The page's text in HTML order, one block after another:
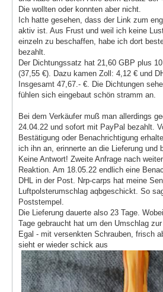
Die wollten oder konnten aber nicht.
Ich hatte gesehen, dass der Link zum
aktiv ist. Aus Frust und weil ich keine
einzeln zu beschaffen, habe ich dort
bezahlt.
Der Dichtungssatz hat 21,60 GBP plus
(37,55 €). Dazu kamen Zoll: 4,12 € und
Insgesamt 47,67.- €. Die Dichtungen
fühlen sich eingebaut schön stramm an.
Bei dem Verkäufer muß man allerdings
24.04.22 und sofort mit PayPal bezahlt.
Bestätigung oder Benachrichtigung
ich ihn an, erinnerte an die Lieferung und
Keine Antwort! Zweite Anfrage nach
Reaktion. Am 18.05.22 endlich eine
DHL in der Post. Nrp-carps hat meine
Luftpolsterumschlag aqbgeschickt. So
Poststempel.
Die Lieferung dauerte also 23 Tage.
Tage gebraucht hat um den Umschlag
Egal - mit versenkten Schrauben, frisch
sieht er wieder schick aus